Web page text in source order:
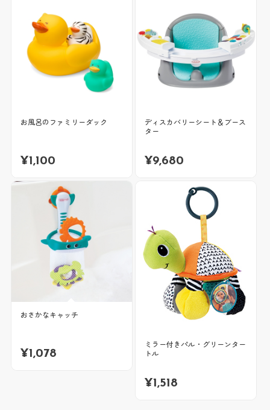
お風呂のファミリーダック
¥1,100
ディスカバリーシート＆ブース
ター
¥9,680
おさかなキャッチ
¥1,078
ミラー付きパル・グリーンター
トル
¥1,518